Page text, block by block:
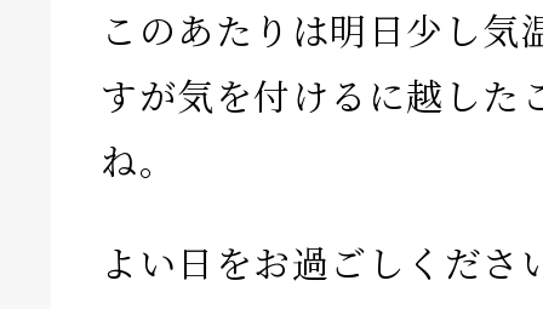
このあたりは明日少し気
すが気を付けるに越した
ね。
よい日をお過ごしくださ